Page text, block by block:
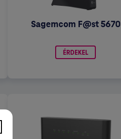
Sagemcom F@st 5670
ÉRDEKEL